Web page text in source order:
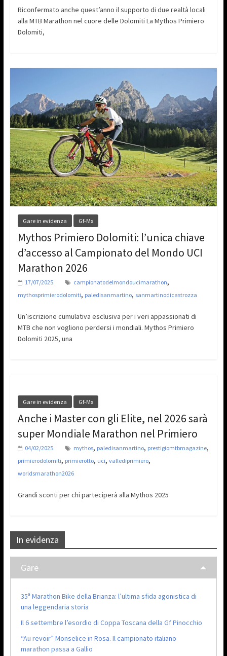
Riconfermato anche quest’anno il supporto di due realtà locali
alla MTB Marathon nel cuore delle Dolomiti La Mythos Primiero
Dolomiti,
Gare in evidenza Gf-Mx
Mythos Primiero Dolomiti: l’unica chiave
d’accesso al Campionato del Mondo UCI
Marathon 2026
17/07/2025 campionatodelmondoucimarathon,
mythosprimierodolomiti, paledisanmartino, sanmartinodicastrozza
Un’iscrizione cumulativa esclusiva per i veri appassionati di
MTB che non vogliono perdersi i mondiali. Mythos Primiero
Dolomiti 2025, una
Gare in evidenza Gf-Mx
Anche i Master con gli Elite, nel 2026 sarà
super Mondiale Marathon nel Primiero
04/02/2025 mythos, paledisanmartino, prestigiomtbmagazine,
primierodolomiti, primierotto, uci, vallediprimiero,
worldsmarathon2026
Grandi sconti per chi parteciperà alla Mythos 2025͏‌ ͏‌ ͏‌ ͏‌ ͏‌ ͏‌ ͏‌ ͏‌ ͏‌ ͏‌ ͏‌͏‌ ͏‌ ͏‌
In evidenza
Gare
35ª Marathon Bike della Brianza: l’ultima sfida agonistica di
una leggendaria storia
Il 6 settembre l’esordio di Coppa Toscana della Gf Pinocchio
“Au revoir” Monselice in Rosa. Il campionato italiano
marathon passa a Gallio